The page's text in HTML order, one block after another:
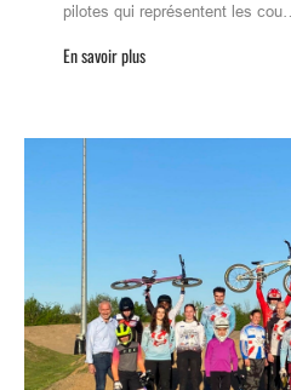
pilotes qui représentent les cou…
En savoir plus